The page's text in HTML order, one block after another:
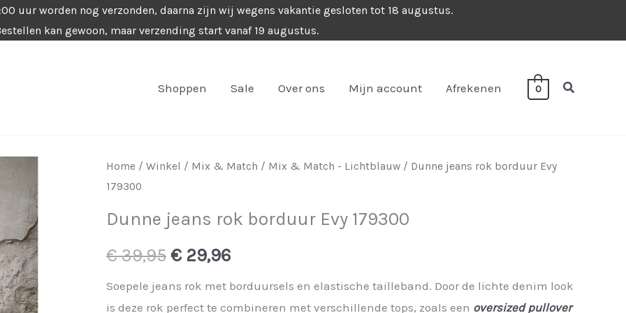
uur worden nog verzonden, daarna zijn wij wegens vakantie gesloten tot 18 augustus.
kan gewoon, maar verzending start vanaf 19 augustus.
Shoppen Sale Over ons Mijn account Afrekenen 0 Zoeken
Home / Winkel / Mix & Match / Mix & Match - Lichtblauw / Dunne jeans rok borduur Evy
179300
Dunne jeans rok borduur Evy 179300
€39,95 Oorspronkelijke
prijs
€ 29,96Huidige
prijs
Soepele jeans rok met borduursels en elastische tailleband. Door de lichte denim look
is deze rok perfect te combineren met verschillende tops, zoals een oversized pullover